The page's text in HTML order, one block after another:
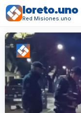
loreto.uno
Red Misiones.uno